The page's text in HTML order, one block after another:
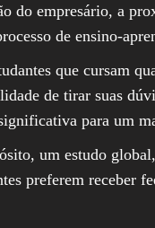
do empresário, a
de ensino-
que cursam
de tirar suas
para um
um estudo
preferem receber